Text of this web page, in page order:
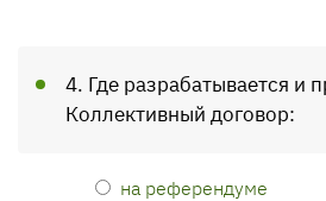
4. Где разрабатывается и
Коллективный договор:
на референдуме